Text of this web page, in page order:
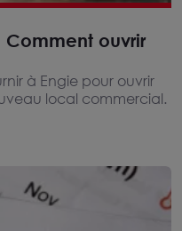
ouvrir
à Engie pour ouvrir
local commercial.